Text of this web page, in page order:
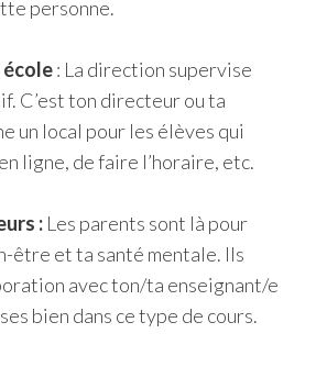
personne.
: La direction supervise
C’est ton directeur ou ta
un local pour les élèves qui
ligne, de faire l’horaire, etc.
:Les parents sont là pour
être et ta santé mentale. Ils
avec ton/ta enseignant/e
bien dans ce type de cours.